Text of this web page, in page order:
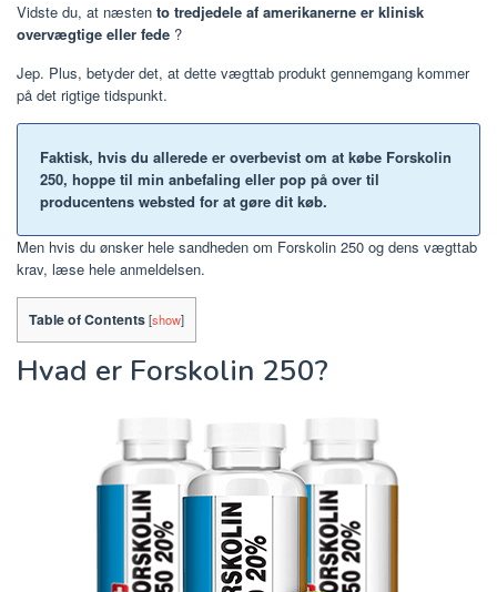
Vidste du, at næsten to tredjedele af amerikanerne er klinisk
overvægtige eller fede ?
Jep. Plus, betyder det, at dette vægttab produkt gennemgang kommer
på det rigtige tidspunkt.
Faktisk, hvis du allerede er overbevist om at købe Forskolin
250, hoppe til min anbefaling eller pop på over til
producentens websted for at gøre dit køb.
Men hvis du ønsker hele sandheden om Forskolin 250 og dens vægttab
krav, læse hele anmeldelsen.
Table of Contents[show]
Hvad er Forskolin 250?